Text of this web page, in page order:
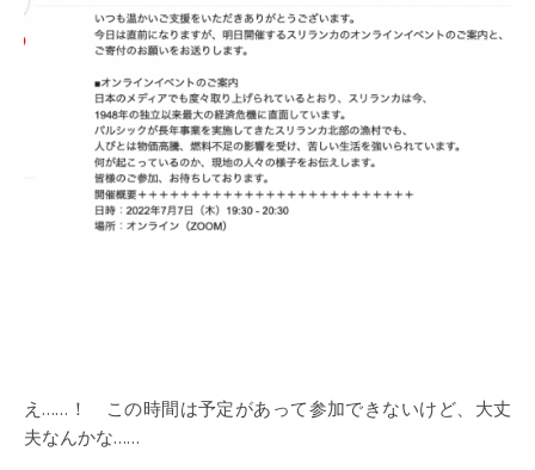
え……！ この時間は予定があって参加できないけど、大丈
夫なんかな……